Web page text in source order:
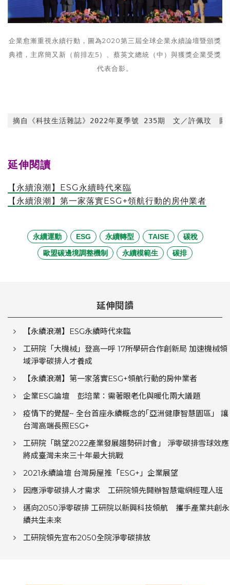
企業愈漸重視永續行動，圖為2020第三屆全球企業永續論壇暨頒獎
典禮，主席簡又新（前排左5）、蔡英文總統（中）與獲獎企業受獎
代表合影。
摘自《科技生活雜誌》2022年夏季號 235期　文／許佩玟　圖
延伸閱讀
【永續浪潮】ESG永續時代來臨
【永續浪潮】第一家落實ESG+領航行動的房仲業者
永續運動 ESG 永續轉型 TAISE
碳稅
歐盟碳邊境調整機制
永續模範生 碳排
延伸閱讀
【永續浪潮】ESG永續時代來臨
工研院「大機械」登高一呼 17所學研合作創新局 加速機械領
域淨零碳排人才養成
【永續浪潮】第一家落實ESG+領航行動的房仲業者
企業ESG論壇 彭培業：需著眼老化與暖化兩大議題
疫情下的覺醒~ 全台首座永續概念的｢亞洲健康智慧園區」 讓
台灣高端長照ESG+
工研院「眺望2022產業發展趨勢研討會」 淨零碳排雪球效應
將成臺灣未來三十年最大挑戰
2021永續論壇 台灣房屋推「ESG+」企業展望
因應淨零碳排人才需求 工研院領先開辦智慧電網經理人班
邁向2050淨零碳排 工研院以新興科技領航 攜手產業共創永
續共生未來
工研院領先宣布2050全院淨零碳排放